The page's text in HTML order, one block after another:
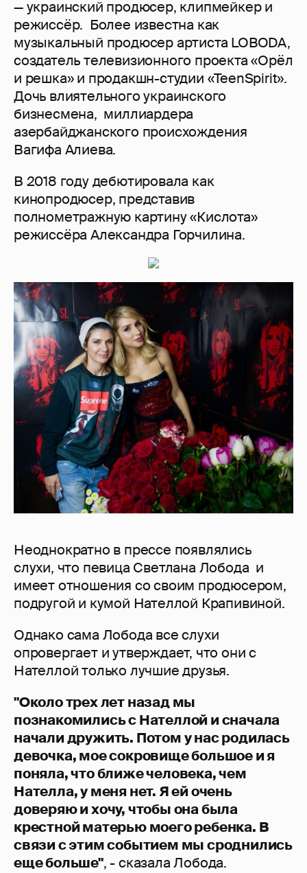
— украинский продюсер, клипмейкер и
режиссёр. Более известна как
музыкальный продюсер артиста LOBODA,
создатель телевизионного проекта «Орёл
и решка» и продакшн-студии «TeenSpirit».
Дочь влиятельного украинского
бизнесмена, миллиардера
азербайджанского происхождения
Вагифа Алиева.
В 2018 году дебютировала как
кинопродюсер, представив
полнометражную картину «Кислота»
режиссёра Александра Горчилина.
Неоднократно в прессе появлялись
слухи, что певица Светлана Лобода и
имеет отношения со своим продюсером,
подругой и кумой Нателлой Крапивиной.
Однако сама Лобода все слухи
опровергает и утверждает, что они с
Нателлой только лучшие друзья.
"Около трех лет назад мы
познакомились с Нателлой и сначала
начали дружить. Потом у нас родилась
девочка, мое сокровище большое и я
поняла, что ближе человека, чем
Нателла, у меня нет. Я ей очень
доверяю и хочу, чтобы она была
крестной матерью моего ребенка. В
связи с этим событием мы сроднились
еще больше", - сказала Лобода.